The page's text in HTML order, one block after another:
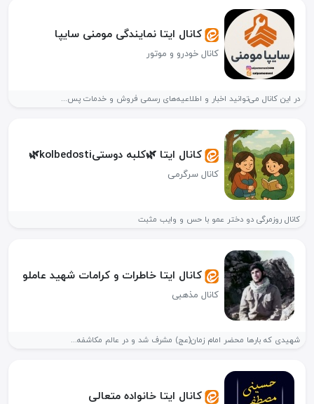
کانال ایتا نمایندگی مومنی سایپا
کانال خودرو و موتور
در این کانال می‌توانید اخبار و اطلاعیه‌های رسمی فروش و خدمات پس...
کانال ایتا 🌿کلبه دوستیkolbedosti🌿
کانال سرگرمی
کانال روزمرگی دو دختر عمو با حس و وایب مثبت
کانال ایتا خاطرات و کرامات شهید عاملو
کانال مذهبی
شهیدی که بارها محضر امام زمان(عج) مشرف شد و در عالم مکاشفه...
کانال ایتا خانواده متعالی